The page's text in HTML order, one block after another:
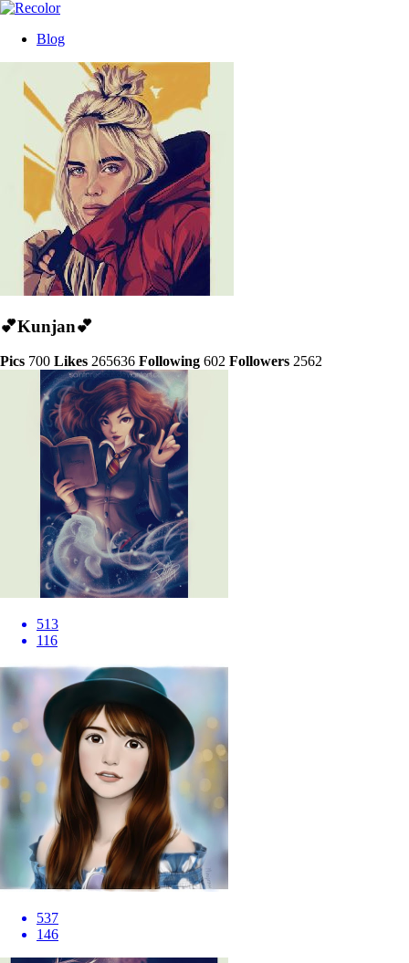
Blog
💕Kunjan💕
Pics 700 Likes 265636 Following 602 Followers 2562
513
116
537
146